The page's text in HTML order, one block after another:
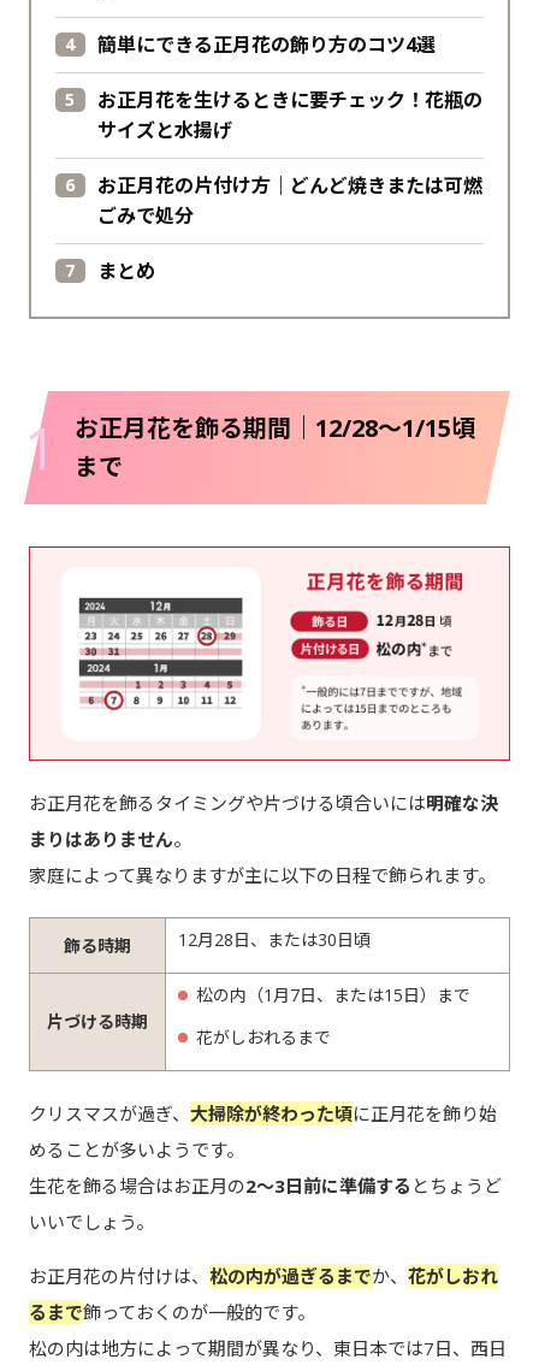
簡単にできる正月花の飾り方のコツ4選
お正月花を生けるときに要チェック！花瓶の
サイズと水揚げ
お正月花の片付け方｜どんど焼きまたは可燃
ごみで処分
まとめ
1
お正月花を飾る期間｜12/28～1/15頃
まで
お正月花を飾るタイミングや片づける頃合いには明確な決
まりはありません。
家庭によって異なりますが主に以下の日程で飾られます。
飾る時期 12月28日、または30日頃
片づける時期
松の内（1月7日、または15日）まで
花がしおれるまで
クリスマスが過ぎ、 大掃除が終わった頃に正月花を飾り始
めることが多いようです。
生花を飾る場合はお正月の2～3日前に準備する とちょうど
いいでしょう。
お正月花の片付けは、 松の内が過ぎるまでか、 花がしおれ
るまで飾っておくのが一般的です。
松の内は地方によって期間が異なり、東日本では7日、西日